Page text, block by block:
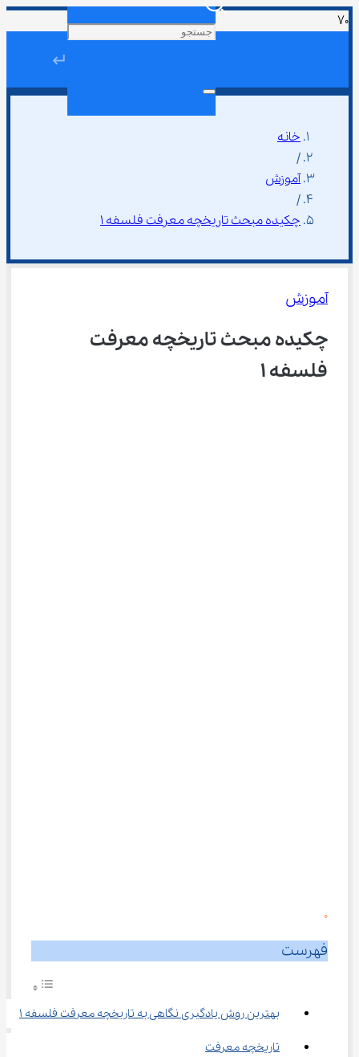
↵
خانه
/
آموزش
/
چکیده مبحث تاریخچه معرفت فلسفه ۱
آموزش
چکیده مبحث تاریخچه معرفت
فلسفه ۱
0
فهرست
بهترین روش یادگیری نگاهی به تاریخچه معرفت فلسفه ۱
تاریخچه معرفت